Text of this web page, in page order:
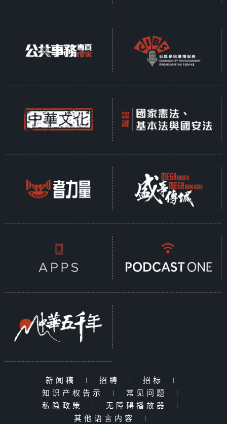
新闻稿 | 招聘 | 招标
|
知识产权告示
| 常见问题
|
私隐政策
| 无障碍播放器
|
其他语言内容
|